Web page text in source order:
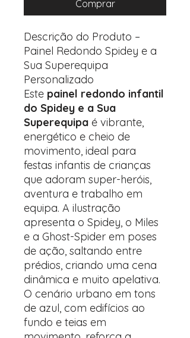
Comprar
Descrição do Produto –
Painel Redondo Spidey e a
Sua Superequipa
Personalizado
Este painel redondo infantil
do Spidey e a Sua
Superequipa é vibrante,
energético e cheio de
movimento, ideal para
festas infantis de crianças
que adoram super-heróis,
aventura e trabalho em
equipa. A ilustração
apresenta o Spidey, o Miles
e a Ghost-Spider em poses
de ação, saltando entre
prédios, criando uma cena
dinâmica e muito apelativa.
O cenário urbano em tons
de azul, com edifícios ao
fundo e teias em